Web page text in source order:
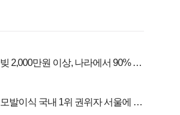
빚 2,000만원 이상, 나라에서 90% 갚
모발이식 국내 1위 권위자 서울에 있